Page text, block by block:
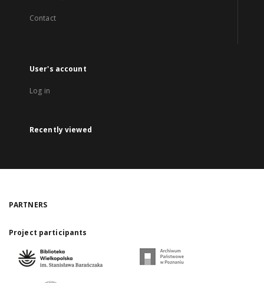
Contact
User's account
Log in
Recently viewed
PARTNERS
Project participants